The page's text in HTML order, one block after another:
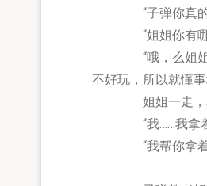
“子弹你真的太厉
“姐姐你有哪样事
“哦，么姐姐你先
不好玩，所以就懂事
姐姐一走，老娟
“我……我拿着铁
“我帮你拿着。”